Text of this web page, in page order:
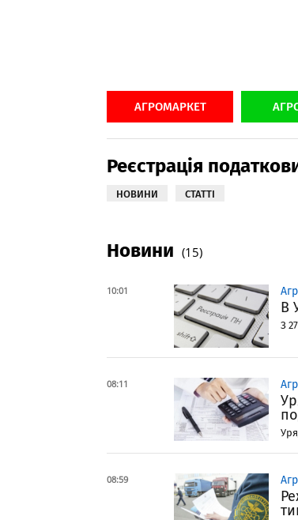
АГРОМАРКЕТ
Реєстрація
НОВИНИ СТАТТІ
Новини (15)
10:01
В
З
08:11
08:59